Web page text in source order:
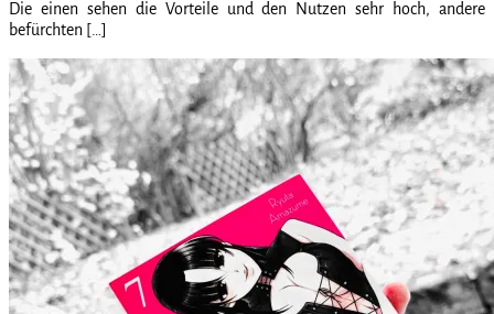
Die einen sehen die Vorteile und den Nutzen sehr hoch, andere
befürchten […]